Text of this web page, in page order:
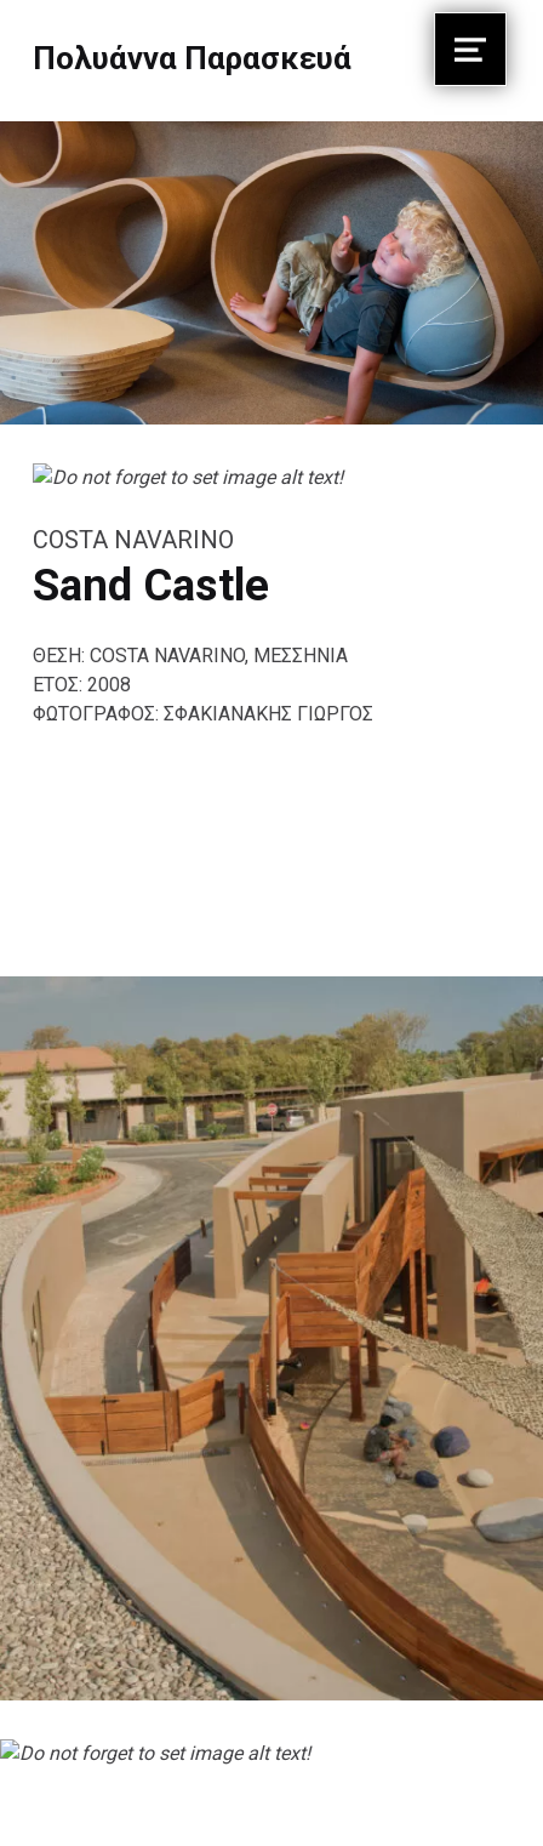
Πολυάννα Παρασκευά Menu
COSTA NAVARINO
Sand Castle
ΘΕΣΗ: COSTA NAVARINO, ΜΕΣΣΗΝΙΑ
ΕΤΟΣ: 2008
ΦΩΤΟΓΡΑΦΟΣ: ΣΦΑΚΙΑΝΑΚΗΣ ΓΙΩΡΓΟΣ